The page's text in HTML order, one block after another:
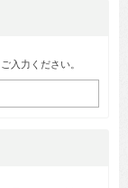
入力ください。